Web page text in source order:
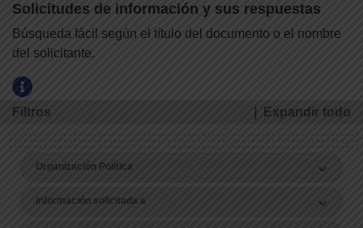
Solicitudes de información y sus respuestas
Búsqueda fácil según el título del documento o el nombre
del solicitante.
Filtros Expandirtodo
Organización Política
Información solicitada a